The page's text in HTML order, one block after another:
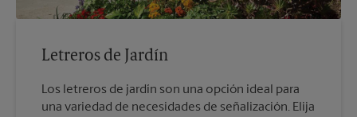
Letreros de Jardín
Los letreros de jardín son una opción ideal para
una variedad de necesidades de señalización. Elija